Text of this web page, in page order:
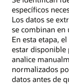
específicos
Los datos se
se combinan en
En esta etapa,
estar disponible
analice
normalizados
datos antes de